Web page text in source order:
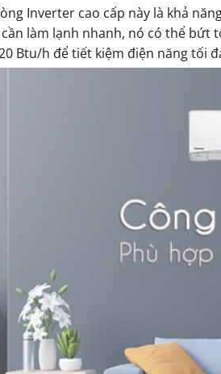
Inverter cao cấp này là khả
làm lạnh nhanh, nó có thể bứt
Btu/h để tiết kiệm điện năng tối